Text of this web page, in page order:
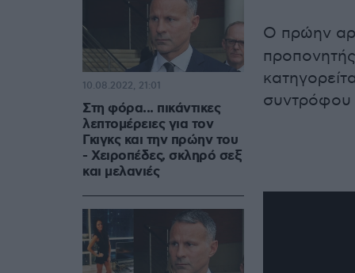
Ο πρώην
συντρόφου
Στη φόρα... πικάντικες
λεπτομέρειες για τον
Γκιγκς και την πρώην του
- Χειροπέδες, σκληρό σεξ
και μελανιές
10.08.2022, 21:01